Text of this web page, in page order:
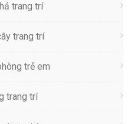
trang trí
trang trí
trẻ em
trang trí